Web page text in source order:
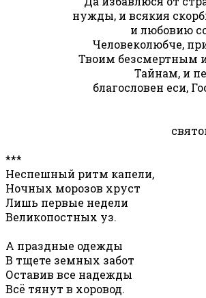
нужды, и всякия
и любовию
Человеколюбче,
Твоим безсмертным
Тайнам, и
благословен еси,
***
Неспешный ритм капели,
Ночных морозов хруст
Лишь первые недели
Великопостных уз.
А праздные одежды
В тщете земных забот
Оставив все надежды
Всё тянут в хоровод.